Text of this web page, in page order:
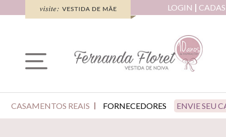
LOGIN
CASAMENTOS REAIS FORNECEDORES ENVIE SEU